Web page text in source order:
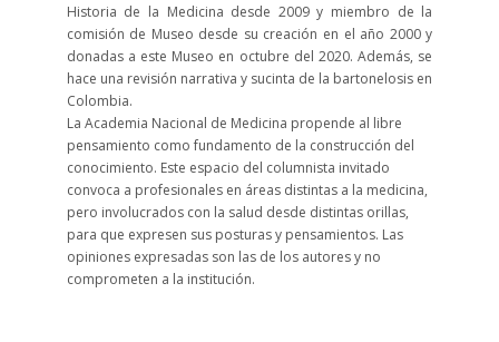
Historia de la Medicina desde 2009 y miembro de la
comisión de Museo desde su creación en el año 2000 y
donadas a este Museo en octubre del 2020. Además, se
hace una revisión narrativa y sucinta de la bartonelosis en
Colombia.
La Academia Nacional de Medicina propende al libre
pensamiento como fundamento de la construcción del
conocimiento. Este espacio del columnista invitado
convoca a profesionales en áreas distintas a la medicina,
pero involucrados con la salud desde distintas orillas,
para que expresen sus posturas y pensamientos. Las
opiniones expresadas son las de los autores y no
comprometen a la institución.